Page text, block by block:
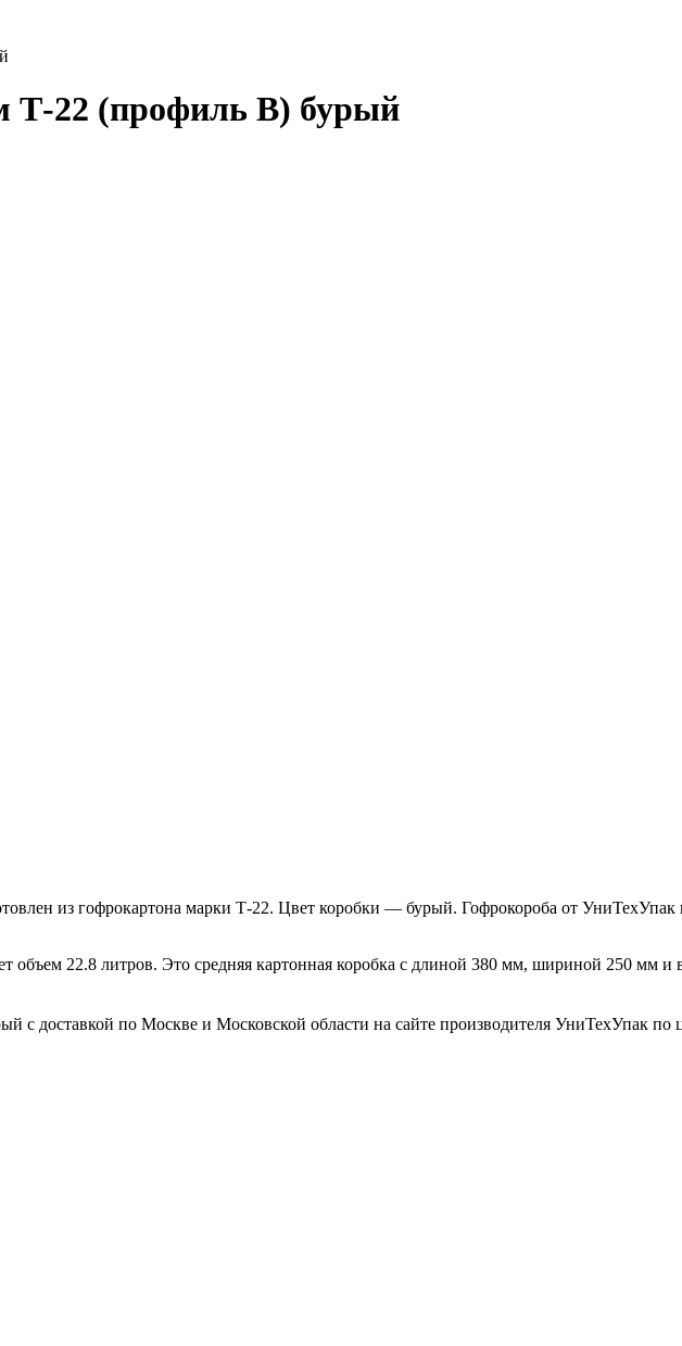
Т-22 (профиль B) бурый
из гофрокартона марки Т-22. Цвет коробки — бурый. Гофрокороба от УниТехУпак
22.8 литров. Это средняя картонная коробка с длиной 380 мм, шириной 250 мм и
доставкой по Москве и Московской области на сайте производителя УниТехУпак по